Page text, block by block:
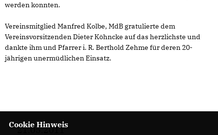
werden konnten.
Vereinsmitglied Manfred Kolbe, MdB gratulierte dem
Vereinsvorsitzenden Dieter Köhncke auf das herzlichste und
dankte ihm und Pfarrer i. R. Berthold Zehme für deren 20-
jährigen unermüdlichen Einsatz.
21.05.2011
Cookie Hinweis